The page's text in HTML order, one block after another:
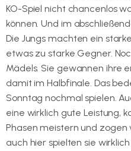
KO-Spiel nicht chancenlos
können. Und im
Die Jungs machten ein
etwas zu starke Gegner.
Mädels. Sie gewannen ihre
damit im Halbfinale. Das
Sonntag nochmal spielen.
eine wirklich gute Leistung,
Phasen meistern und zogen
auch hier spielten sie